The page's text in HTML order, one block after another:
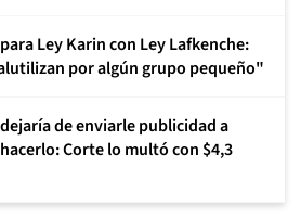
Ley Karin con Ley Lafkenche:
por algún grupo pequeño"
de enviarle publicidad a
Corte lo multó con $4,3